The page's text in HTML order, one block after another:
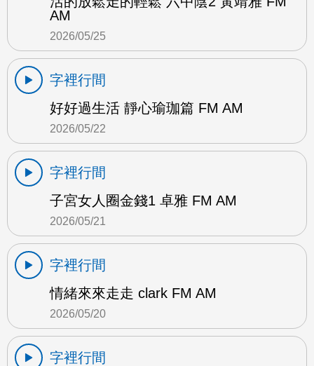
AM
2026/05/25
字裡行間
好好過生活 靜心瑜珈篇 FM AM
2026/05/22
字裡行間
子宮女人圈金錢1 卓雅 FM AM
2026/05/21
字裡行間
情緒來來走走 clark FM AM
2026/05/20
字裡行間